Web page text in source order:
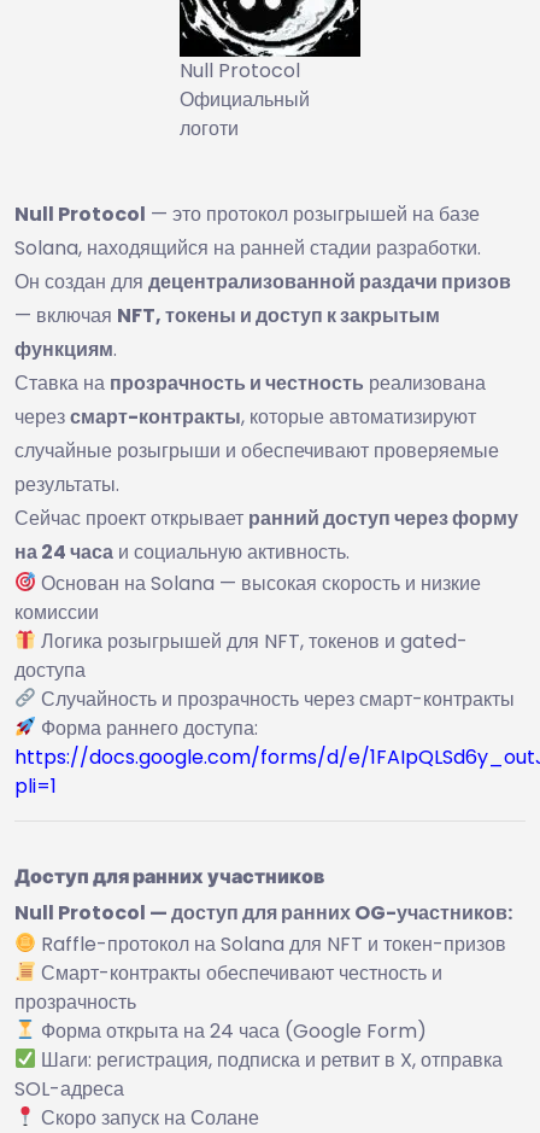
Null Protocol
Официальный
логоти
Null Protocol — это протокол розыгрышей на базе
Solana, находящийся на ранней стадии разработки.
Он создан для децентрализованной раздачи призов
— включая NFT, токены и доступ к закрытым
функциям.
Ставка на прозрачность и честность реализована
черезсмарт-контракты, которые автоматизируют
случайные розыгрыши и обеспечивают проверяемые
результаты.
Сейчас проект открывает ранний доступ через форму
на 24 часа и социальную активность.
Основан на Solana — высокая скорость и низкие
комиссии
Логика розыгрышей для NFT, токенов и gated-
доступа
Случайность и прозрачность через смарт-контракты
Форма раннего доступа:
https://docs.google.com/forms/d/e/
pli=1
Доступ для ранних участников
Null Protocol — доступ для ранних OG-участников:
Raffle-протокол на Solana для NFT и токен-призов
Смарт-контракты обеспечивают честность и
прозрачность
Форма открыта на 24 часа (Google Form)
Шаги: регистрация, подписка и ретвит в X, отправка
SOL-адреса
Скоро запуск на Солане